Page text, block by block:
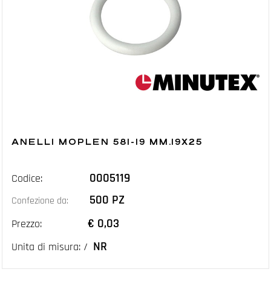
ANELLI MOPLEN 581-19 MM.19X25
Codice: 0005119
Confezione da: 500 PZ
Prezzo: € 0,03
Unita di misura: / NR